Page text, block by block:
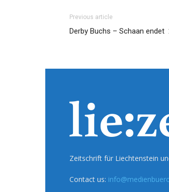
Previous article
Derby Buchs – Schaan endet
Zeitschrift für Liechtenstein
Contact us: